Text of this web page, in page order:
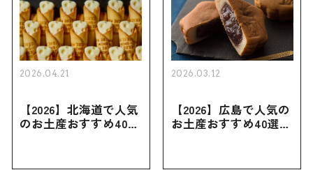
2026.04.21
【2026】北海道で人気
のお土産おすすめ40選
買えない限定品、女性
2026.03.12
【2026】広島で人気の
お土産おすすめ40選｜
き用、女性向けまで幅